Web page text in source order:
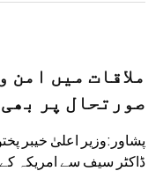
ملاقات میں
صورتحال پر
پشاور:وزیر اعلیٰ خیبر
ڈاکٹر سیف سے امریکہ